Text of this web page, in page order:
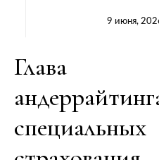
9 июня,
Глава